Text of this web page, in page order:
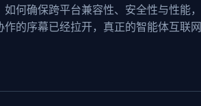
何确保跨平台兼容性、安全性与性能，
的序幕已经拉开，真正的智能体互联网